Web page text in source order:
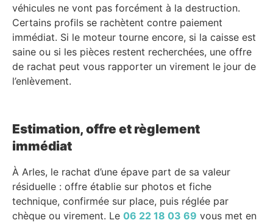
véhicules ne vont pas forcément à la destruction.
Certains profils se rachètent contre paiement
immédiat. Si le moteur tourne encore, si la caisse est
saine ou si les pièces restent recherchées, une offre
de rachat peut vous rapporter un virement le jour de
l’enlèvement.
Estimation, offre et règlement
immédiat
À Arles, le rachat d’une épave part de sa valeur
résiduelle : offre établie sur photos et fiche
technique, confirmée sur place, puis réglée par
chèque ou virement. Le 06 22 18 03 69 vous met en